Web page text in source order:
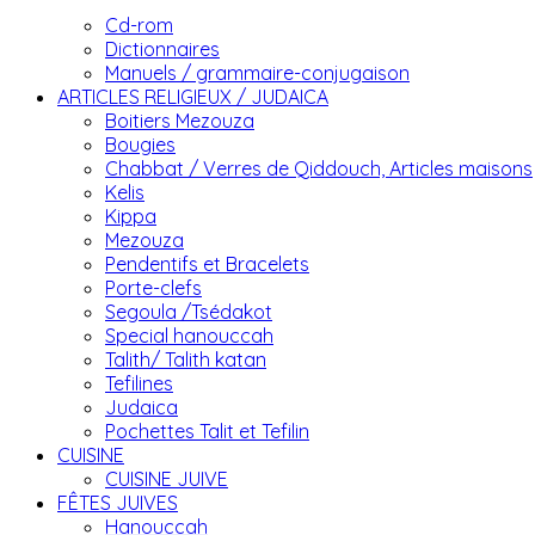
Cd-rom
Dictionnaires
Manuels / grammaire-conjugaison
ARTICLES RELIGIEUX / JUDAICA
Boitiers Mezouza
Bougies
Chabbat / Verres de Qiddouch, Articles maisons
Kelis
Kippa
Mezouza
Pendentifs et Bracelets
Porte-clefs
Segoula /Tsédakot
Special hanouccah
Talith/ Talith katan
Tefilines
Judaica
Pochettes Talit et Tefilin
CUISINE
CUISINE JUIVE
FÊTES JUIVES
Hanouccah